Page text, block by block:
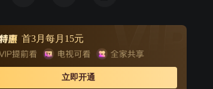
相遇的瞬间，展现人与自然的和谐共处。
首3月每月15元
立即开通